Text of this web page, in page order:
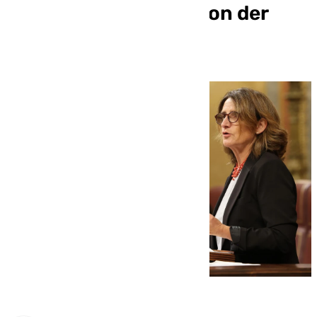
Ejecutivo de Ursula Von der